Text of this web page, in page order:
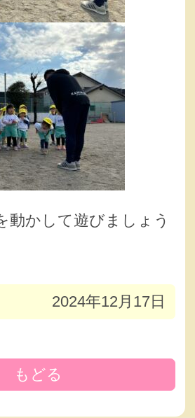
動かして遊びましょう
2024年12月17日
もどる